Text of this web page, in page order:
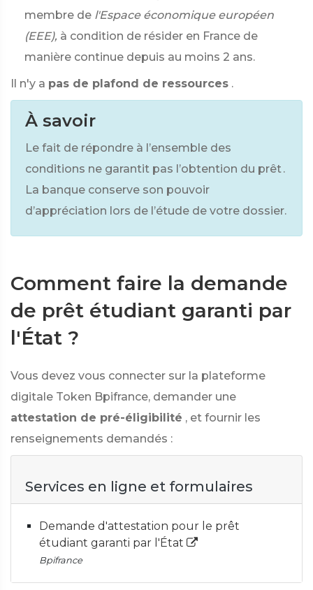
membre de l'Espace économique européen
(EEE), à condition de résider en France de
manière continue depuis au moins 2 ans.
Il n'y a pas de plafond de ressources .
À savoir
Le fait de répondre à l’ensemble des
conditions ne garantit pas l’obtention du prêt .
La banque conserve son pouvoir
d’appréciation lors de l’étude de votre dossier.
Comment faire la demande
de prêt étudiant garanti par
l'État ?
Vous devez vous connecter sur la plateforme
digitale Token Bpifrance, demander une
attestation de pré-éligibilité , et fournir les
renseignements demandés :
Services en ligne et formulaires
Demande d'attestation pour le prêt
étudiant garanti par l'État
Bpifrance